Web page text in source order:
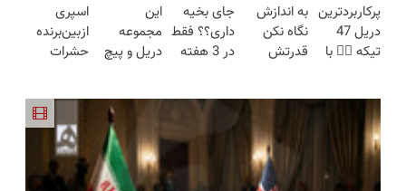
(تخفیف به
مدت
محدود)
ترمیم کننده
23 روزه
ساخت!
همه قابل
استفاده‌ست!
هفته!!😍
فقط امروز
حراج شد🔥
پرداخت
پرکاربردترین
دریل 47
تیکه 👈🏻 با
به اندازش
نگاه نکن
قدرتش
منزل+گارانتی
تعویض)
جای بخیه
داری؟؟ فقط
در 3 هفته
این
مجموعه
دریل و پیچ
نصف قیمت
بخر!😉
اسپری
ازبین‌برنده
حشرات
پیشرفته،
مقابله با
انواع ساس